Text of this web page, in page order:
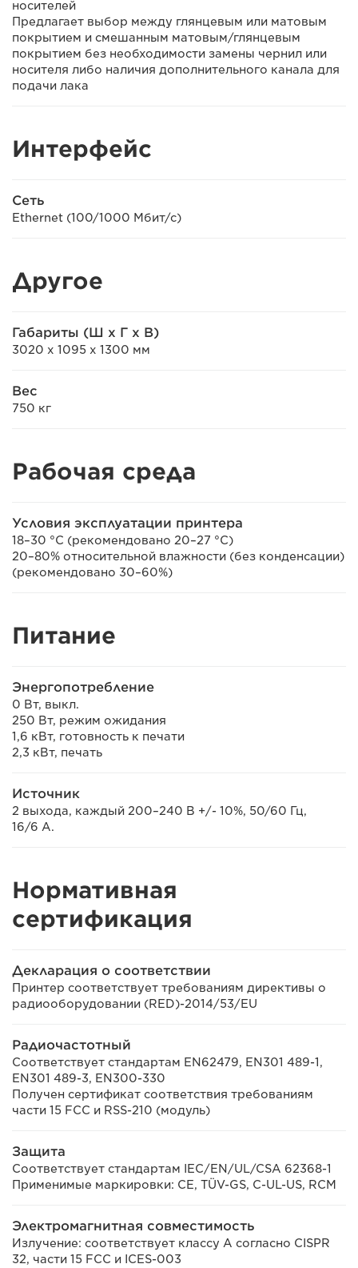
носителей
Предлагает выбор между глянцевым или матовым
покрытием и смешанным матовым/глянцевым
покрытием без необходимости замены чернил или
носителя либо наличия дополнительного канала для
подачи лака
Интерфейс
Сеть
Ethernet (100/1000 Мбит/с)
Другое
Габариты (Ш x Г x В)
3020 x 1095 x 1300 мм
Вес
750 кг
Рабочая среда
Условия эксплуатации принтера
18–30 °C (рекомендовано 20–27 °C)
20–80% относительной влажности (без конденсации)
(рекомендовано 30–60%)
Питание
Энергопотребление
0 Вт, выкл.
250 Вт, режим ожидания
1,6 кВт, готовность к печати
2,3 кВт, печать
Источник
2 выхода, каждый 200–240 В +/- 10%, 50/60 Гц,
16/6 A.
Нормативная
сертификация
Декларация о соответствии
Принтер соответствует требованиям директивы о
радиооборудовании (RED)-2014/53/EU
Радиочастотный
Соответствует стандартам EN62479, EN301 489-1,
EN301 489-3, EN300-330
Получен сертификат соответствия требованиям
части 15 FCC и RSS-210 (модуль)
Защита
Соответствует стандартам IEC/EN/UL/CSA 62368-1
Применимые маркировки: CE, TÜV-GS, C-UL-US, RCM
Электромагнитная совместимость
Излучение: соответствует классу A согласно CISPR
32, части 15 FCC и ICES-003